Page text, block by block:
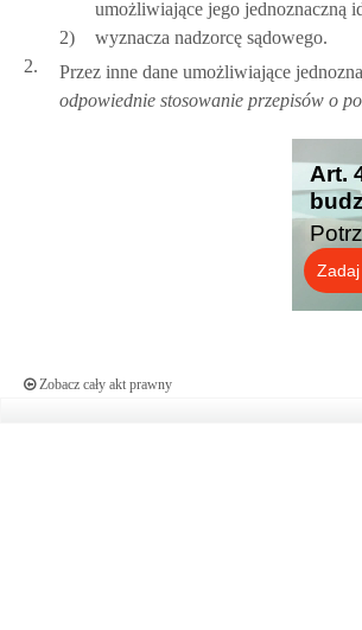
umożliwiające jego jednoznaczną
2)
wyznacza nadzorcę sądowego.
2.
Przez inne dane umożliwiające
odpowiednie stosowanie przepisów o
Art.
Zadaj
Zobacz cały akt prawny